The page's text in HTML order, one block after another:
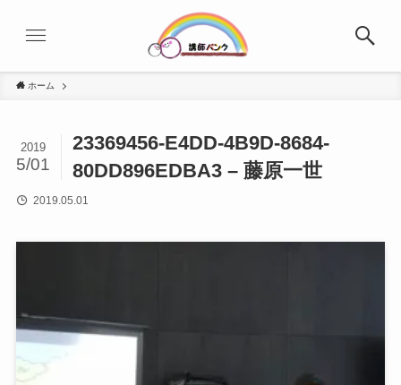
ホーム
23369456-E4DD-4B9D-8684-
80DD896EDBA3 – 藤原一世
2019
5/01
2019.05.01